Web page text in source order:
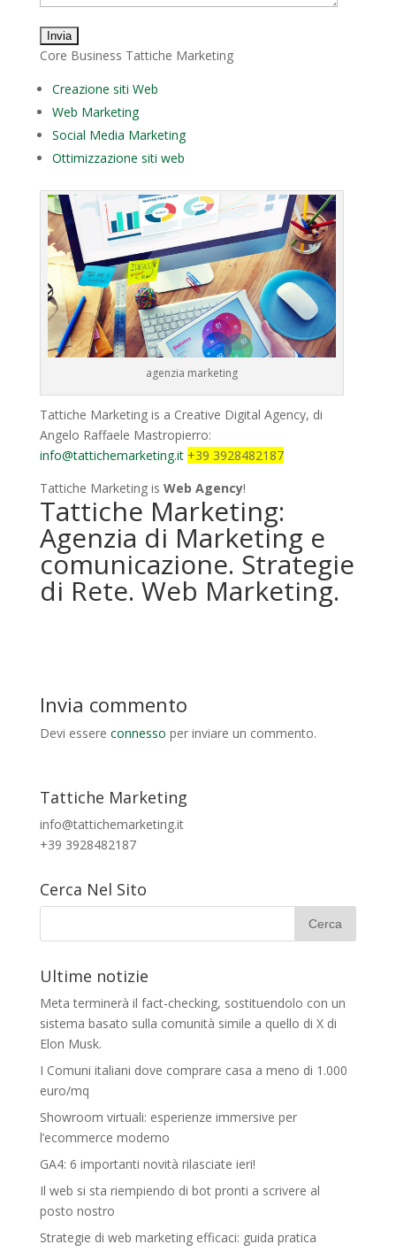
Core Business Tattiche Marketing
Creazione siti Web
Web Marketing
Social Media Marketing
Ottimizzazione siti web
agenzia marketing
Tattiche Marketing is a Creative Digital Agency, di
Angelo Raffaele Mastropierro:
info@tattichemarketing.it +39 3928482187
Tattiche Marketing is Web Agency!
Tattiche Marketing:
Agenzia di Marketing e
comunicazione. Strategie
di Rete. Web Marketing.
Invia commento
Devi essere connesso per inviare un commento.
Tattiche Marketing
info@tattichemarketing.it
+39 3928482187
Cerca Nel Sito
Ultime notizie
Meta terminerà il fact-checking, sostituendolo con un
sistema basato sulla comunità simile a quello di X di
Elon Musk.
I Comuni italiani dove comprare casa a meno di 1.000
euro/mq
Showroom virtuali: esperienze immersive per
l’ecommerce moderno
GA4: 6 importanti novità rilasciate ieri!
Il web si sta riempiendo di bot pronti a scrivere al
posto nostro
Strategie di web marketing efficaci: guida pratica